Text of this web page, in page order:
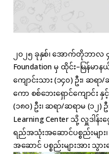
၂၀၂၅ ခုနှစ်၊ အောက်တိုဘာလ
Foundation မှ ထိုင်း–မြန်မာ
ကျောင်းသား (၁၄၀) ဦး၊ ဆ
ကော စစ်ဘေးရှောင်ကျောင်း နှ
(၁၈၀) ဦး၊ ဆရာ/ဆရာမ (၁၂
Learning Center သို့ လှူဒါ
ရည်အသုံးအဆောင်ပစ္စည်းများ၊
အဆောင် ပစ္စည်းများအား သွ